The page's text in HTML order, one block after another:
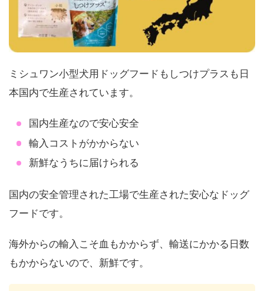
ミシュワン小型犬用ドッグフードもしつけプラスも日
本国内で生産されています。
国内生産なので安心安全
輸入コストがかからない
新鮮なうちに届けられる
国内の安全管理された工場で生産された安心なドッグ
フードです。
海外からの輸入こそ血もかからず、輸送にかかる日数
もかからないので、新鮮です。